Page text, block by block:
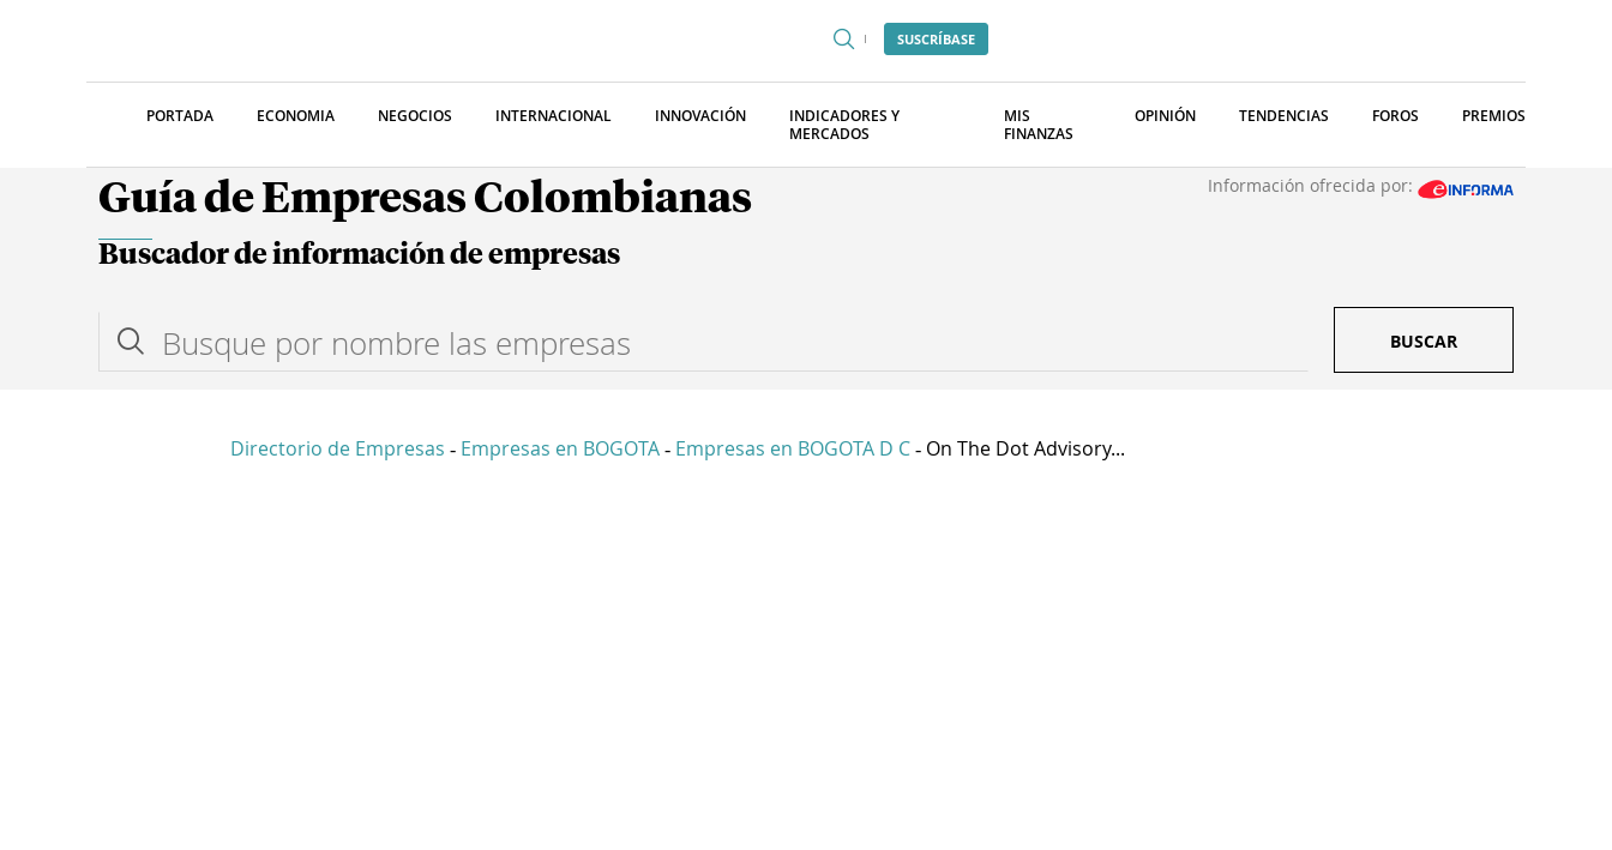
SUSCRÍBASE
PORTADA ECONOMIA NEGOCIOS INTERNACIONAL INNOVACIÓN
INDICADORES Y
MERCADOS
MIS
FINANZAS
OPINIÓN TENDENCIAS FOROS PREMIOS
Guía de Empresas Colombianas Información ofrecida por:
Buscador de información de empresas
BUSCAR
Directorio de Empresas - Empresas en BOGOTA - Empresas en BOGOTA D C - On The Dot Advisory...